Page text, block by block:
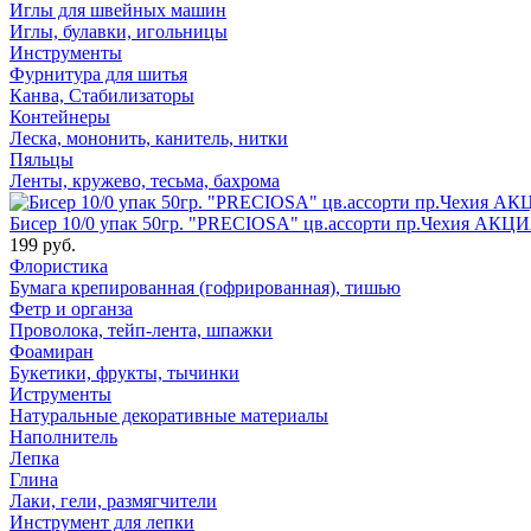
Иглы для швейных машин
Иглы, булавки, игольницы
Инструменты
Фурнитура для шитья
Канва, Стабилизаторы
Контейнеры
Леска, мононить, канитель, нитки
Пяльцы
Ленты, кружево, тесьма, бахрома
Бисер 10/0 упак 50гр. "PRECIOSA" цв.ассорти пр.Чехия
199 руб.
Флористика
Бумага крепированная (гофрированная), тишью
Фетр и органза
Проволока, тейп-лента, шпажки
Фоамиран
Букетики, фрукты, тычинки
Иструменты
Натуральные декоративные материалы
Наполнитель
Лепка
Глина
Лаки, гели, размягчители
Инструмент для лепки